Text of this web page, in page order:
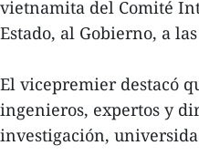
vietnamita del Comité
Estado, al Gobierno, a
El vicepremier destacó
ingenieros, expertos y
investigación,